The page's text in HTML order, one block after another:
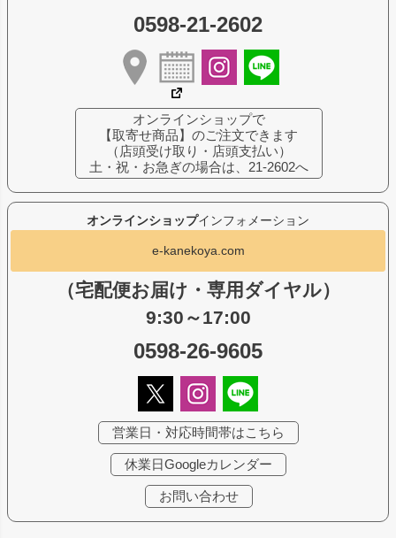
オンラインショップインフォメーション
e-kanekoya.com
（宅配便お届け・専用ダイヤル）
9:30～17:00
0598-26-9605
営業日・対応時間帯はこちら
休業日Googleカレンダー
お問い合わせ
0598-21-2602
オンラインショップで
【取寄せ商品】のご注文できます
（店頭受け取り・店頭支払い）
土・祝・お急ぎの場合は、21-2602へ